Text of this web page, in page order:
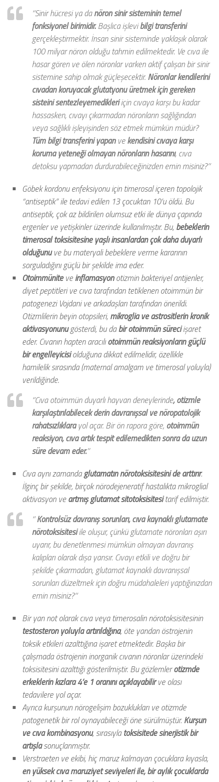
‘’Sinir hücresi ya danöron sinir sisteminin temel
fonksiyonel birimidir.Başlıca işlevibilgi transferini
gerçekleştirmektir. İnsan sinir sisteminde yaklaşık olarak
100 milyar nöron olduğu tahmin edilmektedir. Ve cıva ile
hasar gören ve ölen nöronlar varken aktif çalışan bir sinir
sistemine sahip olmak güçleşecektir. Nöronlar kendilerini
cıvadan koruyacak glutatyonu üretmek için gereken
sisteini sentezleyemedikleriiçin cıvaya karşı bu kadar
hassasken, cıvayı çıkarmadan nöronların sağlığından
veya sağlıklı işleyişinden söz etmek mümkün müdür?
Tüm bilgi transferini yapanvekendisini cıvaya karşı
koruma yeteneği olmayan nöronların hasarını, cıva
detoksu yapmadan durdurabileceğinizden emin misiniz?’’
Göbek kordonu enfeksiyonu için timerosal içeren topolojik
“antiseptik” ile tedavi edilen 13 çocuktan 10’u öldü. Bu
antiseptik, çok az bildirilen olumsuz etki ile dünya çapında
ergenler ve yetişkinler üzerinde kullanılmıştır. Bu, bebeklerin
timerosal toksisitesine yaşlı insanlardan çok daha duyarlı
olduğunuve bu materyali bebeklere verme kararının
sorguladığını güçlü bir şekilde ima eder.
Otoimmünite veinflamasyonotizmin bakteriyel antijenler,
diyet peptitleri ve cıva tarafından tetiklenen otoimmün bir
patogenezi Vojdani ve arkadaşları tarafından önerildi.
Otizmlilerin beyin otopsileri, mikroglia ve astrositlerin kronik
aktivasyonunugösterdi, bu dabir otoimmün süreciişaret
eder. Cıvanın hapten aracılıotoimmün reaksiyonların güçlü
bir engelleyicisiolduğuna dikkat edilmelidir, özellikle
hamilelik sırasında (maternal amalgam ve timerosal yoluyla)
verildiğinde.
‘’Cıva otoimmün duyarlı hayvan deneylerinde, otizmle
karşılaştırılabilecek derin davranışsal ve nöropatolojik
rahatsızlıklarayol açar. Bir ön rapora göre, otoimmün
reaksiyon, cıva artık tespit edilemedikten sonra da uzun
süre devam eder.’’
Cıva aynı zamandaglutamatın nörotoksisitesini de arttırır.
İlginç bir şekilde, birçok nörodejeneratif hastalıkta mikroglial
aktivasyon veartmış glutamat sitotoksisitesitarif edilmiştir.
‘’Kontrolsüz davranış sorunları, cıva kaynaklı glutamate
nörotoksisitesiile oluşur, çünkü glutamate nöronları aşırı
uyarır, bu denetlenmesi mümkün olmayan davranış
kalıpları olarak dışa yansır. Cıvayı etkili ve doğru bir
şekilde çıkarmadan, glutamat kaynaklı davranışsal
sorunları düzeltmek için doğru müdahaleleri yaptığınızdan
emin misiniz?’’
Bir yan not olarak cıva veya timerosalin nörotoksisitesinin
testosteron yoluyla artırıldığına, öte yandan östrojenin
toksik etkileri azalttığına işaret etmektedir. Başka bir
çalışmada östrojenin inorganik cıvanın nöronlar üzerindeki
toksisitesini azalttığı gösterilmiştir. Bu gözlemlerotizmde
erkeklerin kızlara 4’e 1 oranını açıklayabilirve olası
tedavilere yol açar.
Ayrıca kurşunun nörogelişim bozuklukları ve otizmde
patogenetik bir rol oynayabileceği öne sürülmüştür. Kurşun
ve cıva kombinasyonu, sırasıyla toksisitede sinerjistik bir
artışlasonuçlanmıştır.
Verstraeten ve ekibi, hiç maruz kalmayan çocuklara kıyasla,
en yüksek cıva maruziyet seviyeleri ile, bir aylık çocuklarda